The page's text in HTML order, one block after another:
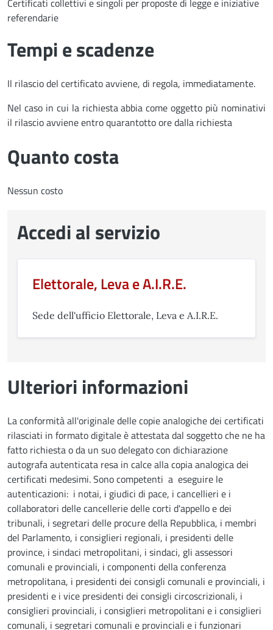
referendarie
Tempi e scadenze
Il rilascio del certificato avviene, di regola, immediatamente.
Nel caso in cui la richiesta abbia come oggetto più nominativi
il rilascio avviene entro quarantotto ore dalla richiesta
Quanto costa
Nessun costo
Accedi al servizio
Elettorale, Leva e A.I.R.E.
Sede dell'ufficio Elettorale, Leva e A.I.R.E.
Ulteriori informazioni
La conformità all'originale delle copie analogiche dei certificati
rilasciati in formato digitale è attestata dal soggetto che ne ha
fatto richiesta o da un suo delegato con dichiarazione
autografa autenticata resa in calce alla copia analogica dei
certificati medesimi. Sono competenti a eseguire le
autenticazioni: i notai, i giudici di pace, i cancellieri e i
collaboratori delle cancellerie delle corti d'appello e dei
tribunali, i segretari delle procure della Repubblica, i membri
del Parlamento, i consiglieri regionali, i presidenti delle
province, i sindaci metropolitani, i sindaci, gli assessori
comunali e provinciali, i componenti della conferenza
metropolitana, i presidenti dei consigli comunali e provinciali, i
presidenti e i vice presidenti dei consigli circoscrizionali, i
consiglieri provinciali, i consiglieri metropolitani e i consiglieri
comunali, i segretari comunali e provinciali e i funzionari